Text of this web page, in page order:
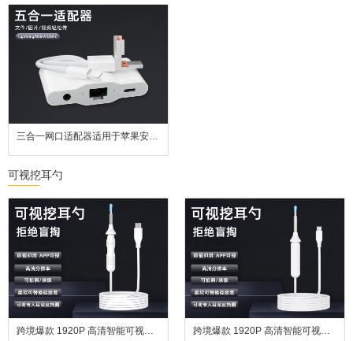
三合一网口适配器适用于苹果安卓电脑即插即用告别延迟支持3.5mm耳机键盘鼠标
可视挖耳勺